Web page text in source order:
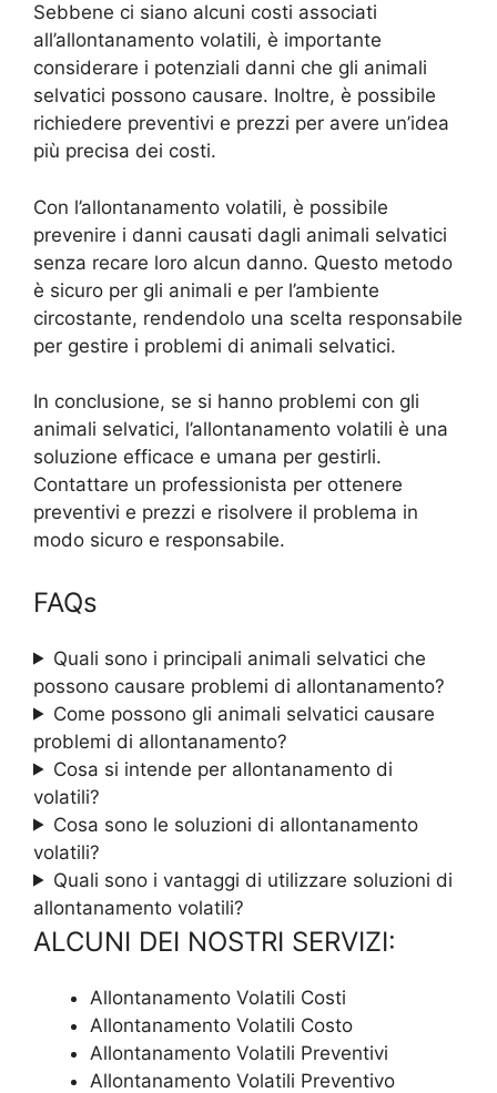
Sebbene ci siano alcuni costi associati
all’allontanamento volatili, è importante
considerare i potenziali danni che gli animali
selvatici possono causare. Inoltre, è possibile
richiedere preventivi e prezzi per avere un’idea
più precisa dei costi.
Con l’allontanamento volatili, è possibile
prevenire i danni causati dagli animali selvatici
senza recare loro alcun danno. Questo metodo
è sicuro per gli animali e per l’ambiente
circostante, rendendolo una scelta responsabile
per gestire i problemi di animali selvatici.
In conclusione, se si hanno problemi con gli
animali selvatici, l’allontanamento volatili è una
soluzione efficace e umana per gestirli.
Contattare un professionista per ottenere
preventivi e prezzi e risolvere il problema in
modo sicuro e responsabile.
FAQs
Quali sono i principali animali selvatici che
possono causare problemi di allontanamento?
Come possono gli animali selvatici causare
problemi di allontanamento?
Cosa si intende per allontanamento di
volatili?
Cosa sono le soluzioni di allontanamento
volatili?
Quali sono i vantaggi di utilizzare soluzioni di
allontanamento volatili?
ALCUNI DEI NOSTRI SERVIZI:
Allontanamento Volatili Costi
Allontanamento Volatili Costo
Allontanamento Volatili Preventivi
Allontanamento Volatili Preventivo